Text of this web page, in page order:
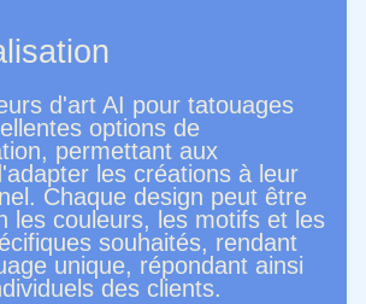
d'art AI pour tatouages
options de
permettant aux
les créations à leur
Chaque design peut être
les couleurs, les motifs et les
souhaités, rendant
unique, répondant ainsi
des clients.